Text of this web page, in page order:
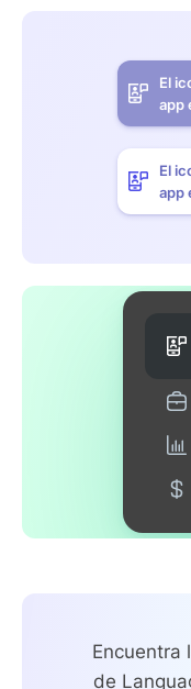
El
app
El
app
Encuentra
de